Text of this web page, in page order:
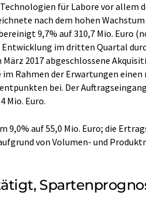
für Labore vor allem
nach dem hohen
9,7% auf 310,7 Mio. Euro
im dritten Quartal
2017 abgeschlossene
Rahmen der Erwartungen
bei. Der
Mio. Euro.
9,0% auf 55,0 Mio. Euro; die
von Volumen- und